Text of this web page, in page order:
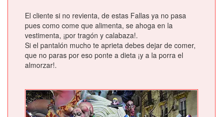
El cliente si no revienta, de estas Fallas ya no pasa
pues como come que alimenta, se ahoga en la
vestimenta, ¡por tragón y calabaza!.
Si el pantalón mucho te aprieta debes dejar de comer,
que no paras por eso ponte a dieta ¡y a la porra el
almorzar!.